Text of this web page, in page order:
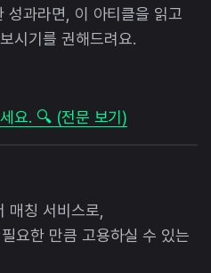
성과라면, 이 아티클을 읽고
시기를 권해드려요.
요. 🔍 (전문 보기)
매칭 서비스로,
요한 만큼 고용하실 수 있는